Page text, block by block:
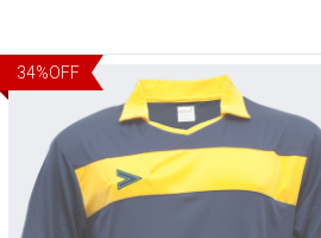
34%OFF